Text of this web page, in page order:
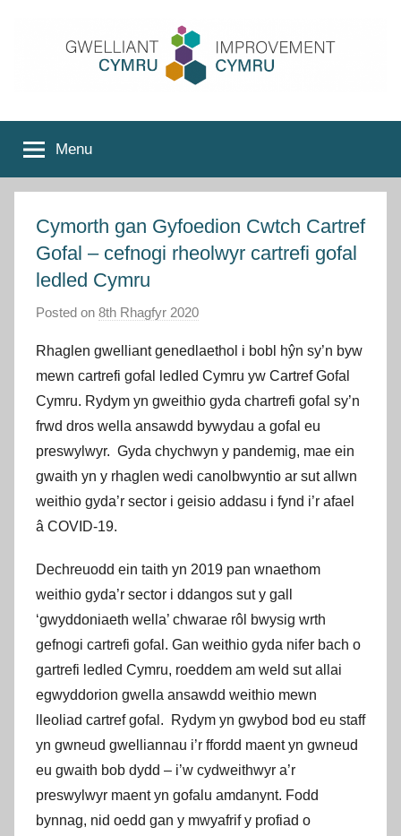
Improvement
Cymru
Menu
Cymorth gan Gyfoedion Cwtch Cartref
Gofal – cefnogi rheolwyr cartrefi gofal
ledled Cymru
Posted on 8th Rhagfyr 2020
I
m
p
r
o
v
e
n
t
C
y
m
Rhaglen gwelliant genedlaethol i bobl hŷn sy’n byw
mewn cartrefi gofal ledled Cymru yw Cartref Gofal
Cymru. Rydym yn gweithio gyda chartrefi gofal sy’n
frwd dros wella ansawdd bywydau a gofal eu
preswylwyr. Gyda chychwyn y pandemig, mae ein
gwaith yn y rhaglen wedi canolbwyntio ar sut allwn
weithio gyda’r sector i geisio addasu i fynd i’r afael
â COVID-19.
Dechreuodd ein taith yn 2019 pan wnaethom
weithio gyda’r sector i ddangos sut y gall
‘gwyddoniaeth wella’ chwarae rôl bwysig wrth
gefnogi cartrefi gofal. Gan weithio gyda nifer bach o
gartrefi ledled Cymru, roeddem am weld sut allai
egwyddorion gwella ansawdd weithio mewn
lleoliad cartref gofal. Rydym yn gwybod bod eu staff
yn gwneud gwelliannau i’r ffordd maent yn gwneud
eu gwaith bob dydd – i’w cydweithwyr a’r
preswylwyr maent yn gofalu amdanynt. Fodd
bynnag, nid oedd gan y mwyafrif y profiad o